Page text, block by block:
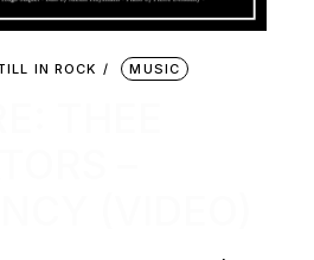
IN ROCK MUSIC